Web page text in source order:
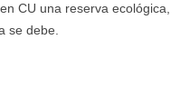
CU una reserva ecológica,
se debe.